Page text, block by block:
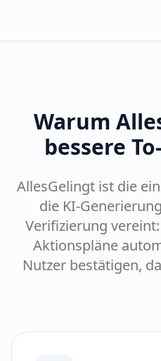
bessere
die KI-
Verifizierung
Aktionspläne
Nutzer bestätigen,